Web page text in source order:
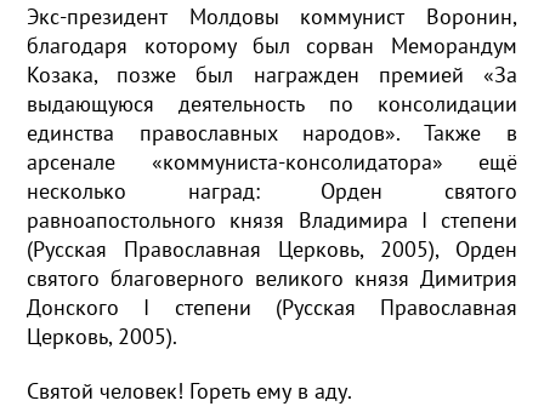
Экс-президент Молдовы коммунист Воронин,
благодаря которому был сорван Меморандум
Козака, позже был награжден премией «За
выдающуюся деятельность по консолидации
единства православных народов». Также в
арсенале «коммуниста-консолидатора» ещё
несколько наград: Орден святого
равноапостольного князя Владимира I степени
(Русская Православная Церковь, 2005), Орден
святого благоверного великого князя Димитрия
Донского I степени (Русская Православная
Церковь, 2005).
Святой человек! Гореть ему в аду.